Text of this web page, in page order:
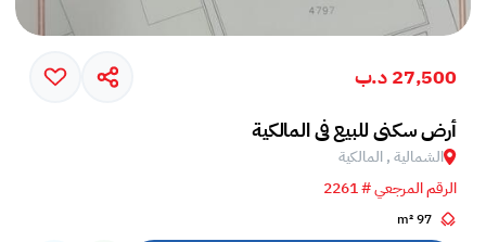
27,500 د.ب
أرض سكني للبيع في المالكية
الشمالية , المالكية
الرقم المرجعي # 2261
97 m²